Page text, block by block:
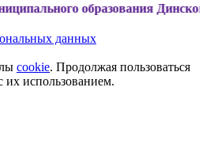
образования Динской район
данных
cookie. Продолжая пользоваться
их использованием.